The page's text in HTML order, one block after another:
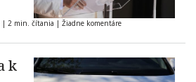
| 2 min. čítania | Žiadne komentáre
k